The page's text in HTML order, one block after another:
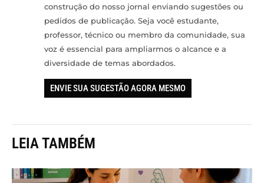
construção do nosso jornal enviando sugestões ou
pedidos de publicação. Seja você estudante,
professor, técnico ou membro da comunidade, sua
voz é essencial para ampliarmos o alcance e a
diversidade de temas abordados.
ENVIE SUA SUGESTÃO AGORA MESMO
LEIA TAMBÉM